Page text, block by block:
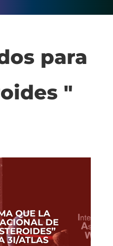
para
"
QUE LA
DE
3I/ATLAS